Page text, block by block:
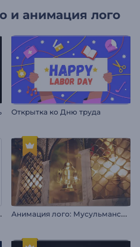
и анимация лого
Открытка ко Дню труда
формы А
нимация лого: Мусульманский праздник